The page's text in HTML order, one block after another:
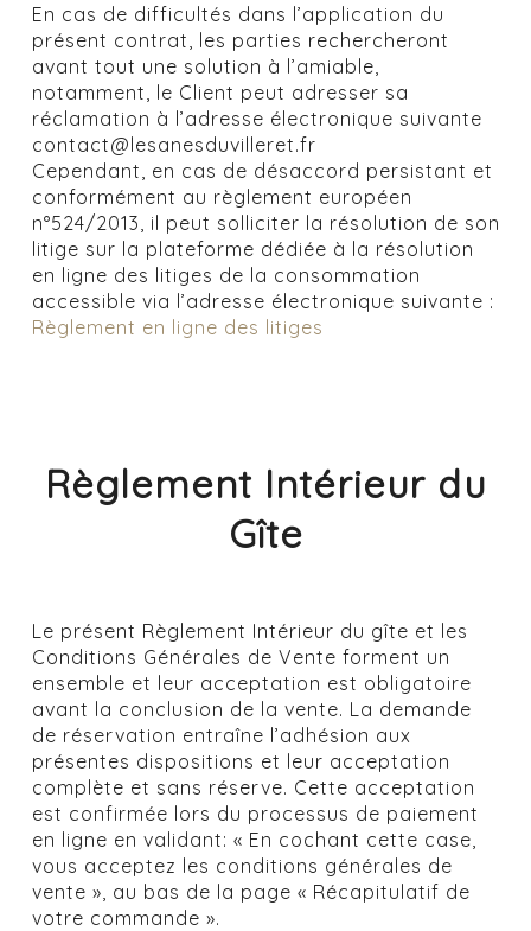
En cas de difficultés dans l’application du
présent contrat, les parties rechercheront
avant tout une solution à l’amiable,
notamment, le Client peut adresser sa
réclamation à l’adresse électronique suivante
contact@lesanesduvilleret.fr
Cependant, en cas de désaccord persistant et
conformément au règlement européen
n°524/2013, il peut solliciter la résolution de son
litige sur la plateforme dédiée à la résolution
en ligne des litiges de la consommation
accessible via l’adresse électronique suivante :
Règlement en ligne des litiges
Règlement Intérieur du
Gîte
Le présent Règlement Intérieur du gîte et les
Conditions Générales de Vente forment un
ensemble et leur acceptation est obligatoire
avant la conclusion de la vente. La demande
de réservation entraîne l’adhésion aux
présentes dispositions et leur acceptation
complète et sans réserve. Cette acceptation
est confirmée lors du processus de paiement
en ligne en validant: « En cochant cette case,
vous acceptez les conditions générales de
vente », au bas de la page « Récapitulatif de
votre commande ».